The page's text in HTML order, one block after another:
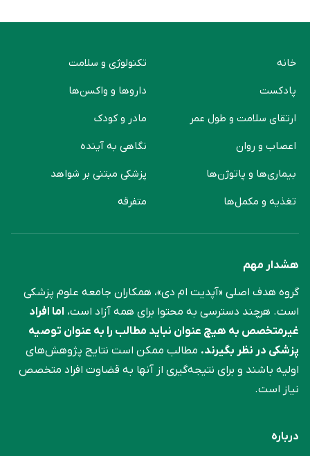
خانه
پادکست
ارتقای سلامت و طول عمر
اعصاب و روان
بیماری‌ها و پاتوژن‌ها
تغذیه و مکمل‌ها
تکنولوژی و سلامت
دارو‌ها و واکسن‌ها
مادر و کودک
نگاهی به آینده
پزشکی مبتنی بر شواهد
متفرقه
هشدار مهم
گروه هدف اصلی «آپدیت ام دی»، همکاران جامعه علوم ‌پزشکی
است. هرچند دسترسی به محتوا برای همه آزاد است، اما افراد
غیرمتخصص به هیچ عنوان نباید مطالب را به عنوان توصیه
پزشکی در نظر بگیرند. مطالب ممکن است نتایج پژوهش‌های
اولیه باشند و برای نتیجه‌گیری از آنها به قضاوت افراد متخصص
نیاز است.
درباره